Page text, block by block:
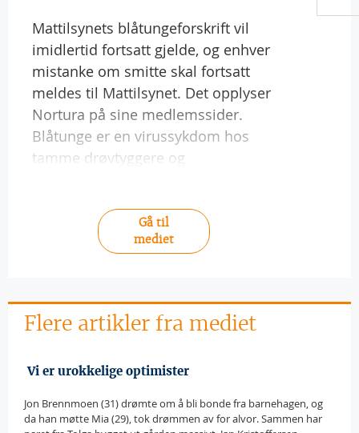
Mattilsynets blåtungeforskrift vil
imidlertid fortsatt gjelde, og enhver
mistanke om smitte skal fortsatt
meldes til Mattilsynet. Det opplyser
Nortura på sine medlemssider.
Blåtunge er en virussykdom hos
tamme drøvtyggere og
Gå til
mediet
Flere artikler fra mediet
 Vi er urokkelige optimister
Jon Brennmoen (31) drømte om å bli bonde fra barnehagen, og
da han møtte Mia (29), tok drømmen av for alvor. Sammen har